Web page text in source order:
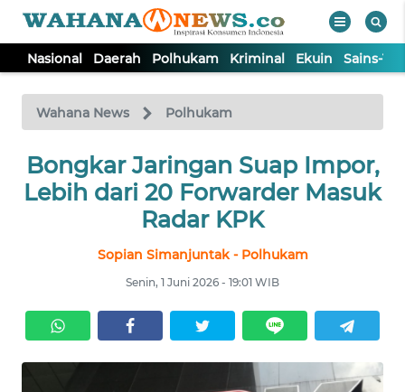
Nasional Daerah Polhukam Kriminal Ekuin Sains-
Wahana News Polhukam
Bongkar Jaringan Suap Impor,
Lebih dari 20 Forwarder Masuk
Radar KPK
Sopian Simanjuntak - Polhukam
Senin, 1 Juni 2026 - 19:01 WIB
TV
Tutup
NASIONAL
POLHUKAM
KRIMINAL
EKUIN